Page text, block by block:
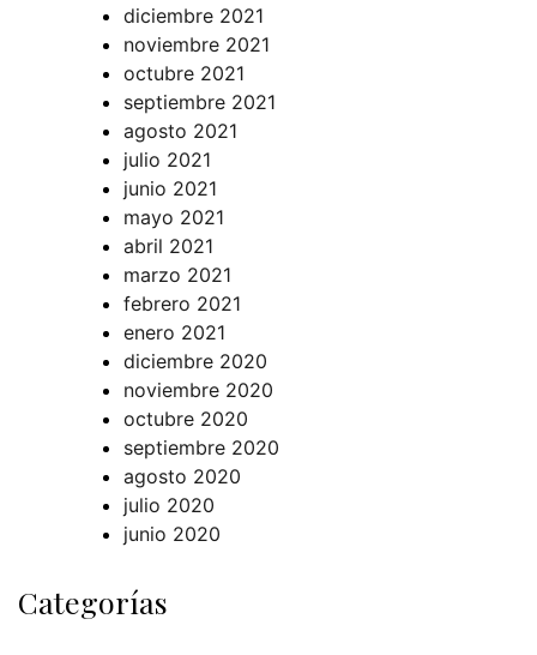
diciembre 2021
noviembre 2021
octubre 2021
septiembre 2021
agosto 2021
julio 2021
junio 2021
mayo 2021
abril 2021
marzo 2021
febrero 2021
enero 2021
diciembre 2020
noviembre 2020
octubre 2020
septiembre 2020
agosto 2020
julio 2020
junio 2020
Categorías